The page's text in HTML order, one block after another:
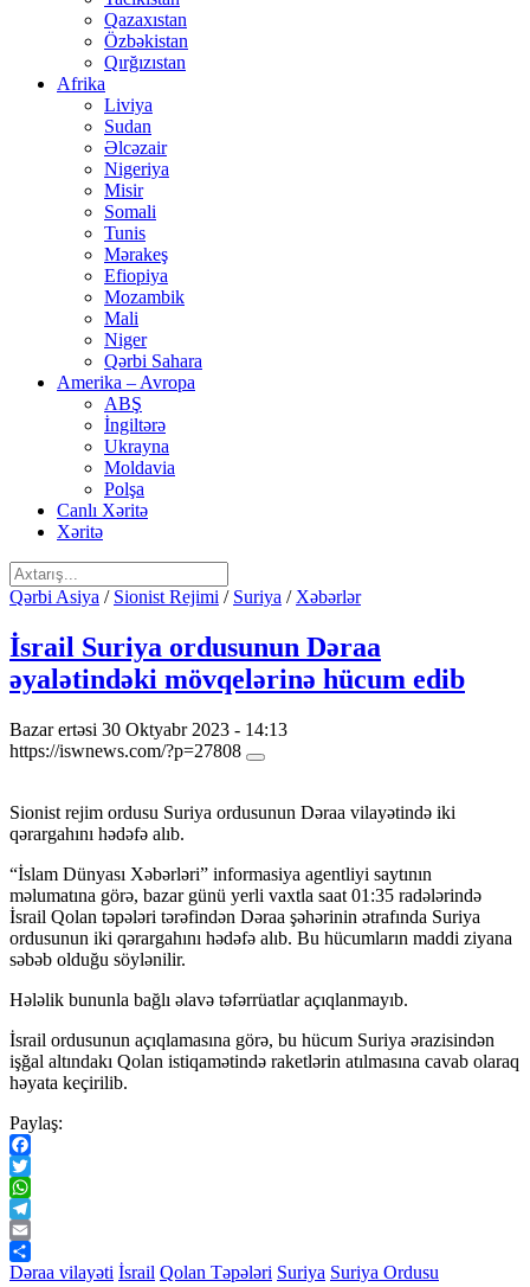
Qazaxıstan
Özbəkistan
Qırğızıstan
Afrika
Liviya
Sudan
Əlcəzair
Nigeriya
Misir
Somali
Tunis
Mərakeş
Efiopiya
Mozambik
Mali
Niger
Qərbi Sahara
Amerika – Avropa
ABŞ
İngiltərə
Ukrayna
Moldavia
Polşa
Canlı Xəritə
Xəritə
Qərbi Asiya / Sionist Rejimi / Suriya / Xəbərlər
İsrail Suriya ordusunun Dəraa
əyalətindəki mövqelərinə hücum edib
Bazar ertəsi 30 Oktyabr 2023 - 14:13
https://iswnews.com/?p=27808
Sionist rejim ordusu Suriya ordusunun Dəraa vilayətində iki
qərargahını hədəfə alıb.
“İslam Dünyası Xəbərləri” informasiya agentliyi saytının
məlumatına görə, bazar günü yerli vaxtla saat 01:35 radələrində
İsrail Qolan təpələri tərəfindən Dəraa şəhərinin ətrafında Suriya
ordusunun iki qərargahını hədəfə alıb. Bu hücumların maddi ziyana
səbəb olduğu söylənilir.
Hələlik bununla bağlı əlavə təfərrüatlar açıqlanmayıb.
İsrail ordusunun açıqlamasına görə, bu hücum Suriya ərazisindən
işğal altındakı Qolan istiqamətində raketlərin atılmasına cavab olaraq
həyata keçirilib.
Paylaş:
Facebook
Twitter
WhatsApp
Telegram
Email
Share
Dəraa vilayəti İsrail Qolan Təpələri Suriya Suriya Ordusu